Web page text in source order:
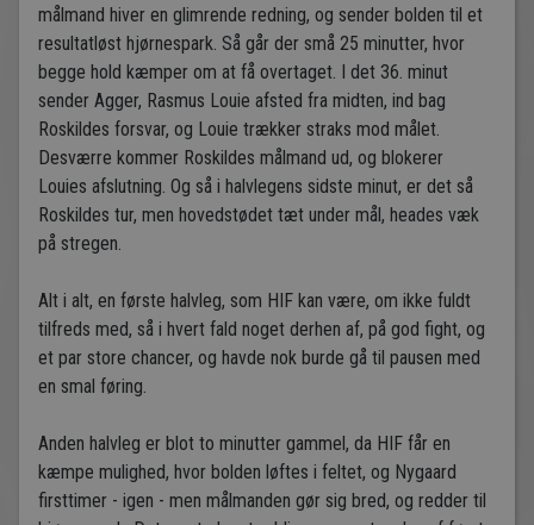
målmand hiver en glimrende redning, og sender bolden til et
resultatløst hjørnespark. Så går der små 25 minutter, hvor
begge hold kæmper om at få overtaget. I det 36. minut
sender Agger, Rasmus Louie afsted fra midten, ind bag
Roskildes forsvar, og Louie trækker straks mod målet.
Desværre kommer Roskildes målmand ud, og blokerer
Louies afslutning. Og så i halvlegens sidste minut, er det så
Roskildes tur, men hovedstødet tæt under mål, heades væk
på stregen.
Alt i alt, en første halvleg, som HIF kan være, om ikke fuldt
tilfreds med, så i hvert fald noget derhen af, på god fight, og
et par store chancer, og havde nok burde gå til pausen med
en smal føring.
Anden halvleg er blot to minutter gammel, da HIF får en
kæmpe mulighed, hvor bolden løftes i feltet, og Nygaard
firsttimer - igen - men målmanden gør sig bred, og redder til